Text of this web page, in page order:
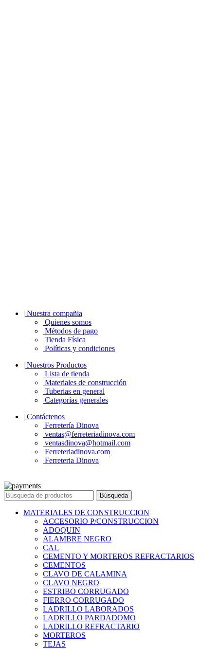
| Nuestra compañia
Quienes somos
Métodos de pago
Tienda Física
Políticas y condiciones
| Nuestros Productos
Lista de tienda
Materiales de construcción
Tuberias en general
Categorías generales
| Contáctenos
Ferretería Dinova
ventas@ferreteriadinova.com
ventasdinova@hotmail.com
Ferreteriadinova.com
Ferreteria Dinova
Búsqueda
MATERIALES DE CONSTRUCCION
ACCESORIO P/CONSTRUCCION
ADOQUIN
ALAMBRE NEGRO
CAL
CEMENTO Y MORTEROS REFRACTARIOS
CEMENTOS
CLAVO DE CALAMINA
CLAVO NEGRO
ESTRIBO CORRUGADO
FIERRO CORRUGADO
LADRILLO LABORADOS
LADRILLO PARDADOMO
LADRILLO REFRACTARIO
MORTEROS
TEJAS